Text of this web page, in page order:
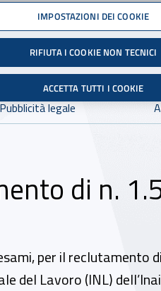
Infortuni
Facebook - Sito
X - Sito
Dove cercare:
Pubblicità legale
di n.
per il reclutamento
del Lavoro (INL)
IMPOSTAZIONI DEI COOKIE
RIFIUTA I COOKIE NON TECNICI
ACCETTA TUTTI I COOKIE